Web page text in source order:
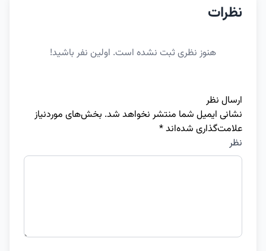
نظرات
هنوز نظری ثبت نشده است. اولین نفر باشید!
ارسال نظر
نشانی ایمیل شما منتشر نخواهد شد. بخش‌های موردنیاز
علامت‌گذاری شده‌اند*
نظر